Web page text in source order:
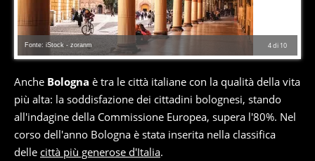
4di 10
Fonte: iStock - zoranm
Anche Bologna è tra le città italiane con la qualità della vita
più alta: la soddisfazione dei cittadini bolognesi, stando
all'indagine della Commissione Europea, supera l'80%. Nel
corso dell'anno Bologna è stata inserita nella classifica
delle città più generose d'Italia.